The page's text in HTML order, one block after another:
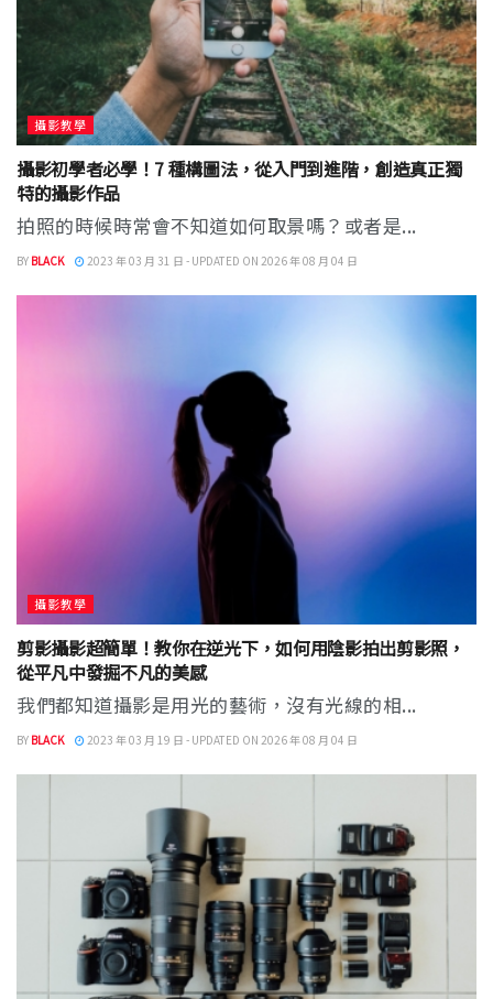
攝影教學
攝影初學者必學！7 種構圖法，從入門到進階，創造真正獨
特的攝影作品
拍照的時候時常會不知道如何取景嗎？或者是...
BY BLACK 2023 年 03 月 31 日 - UPDATED ON 2026 年 08 月 04 日
攝影教學
剪影攝影超簡單！教你在逆光下，如何用陰影拍出剪影照，
從平凡中發掘不凡的美感
我們都知道攝影是用光的藝術，沒有光線的相...
BY BLACK 2023 年 03 月 19 日 - UPDATED ON 2026 年 08 月 04 日